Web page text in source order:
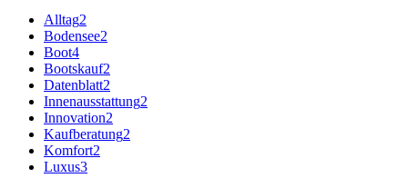
Alltag2
Bodensee2
Boot4
Bootskauf2
Datenblatt2
Innenausstattung2
Innovation2
Kaufberatung2
Komfort2
Luxus3